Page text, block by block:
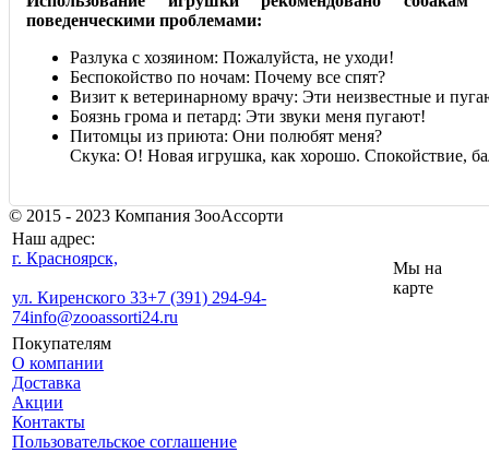
поведенческими проблемами:
Разлука с хозяином: Пожалуйста, не уходи!
Беспокойство по ночам: Почему все спят?
Визит к ветеринарному врачу: Эти неизвестные и
Боязнь грома и петард: Эти звуки меня пугают!
Питомцы из приюта: Они полюбят меня?
Скука: О! Новая игрушка, как хорошо. Спокойствие,
© 2015 - 2023 Компания ЗооАссорти
Наш адрес:
г. Красноярск,
ул. Киренского 33+7 (391) 294-94-
74info@zooassorti24.ru
Мы на
карте
Покупателям
О компании
Доставка
Акции
Контакты
Пользовательское соглашение